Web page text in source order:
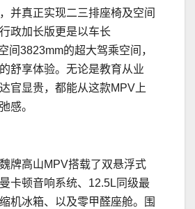
并真正实现二三排座椅及空间
政加长版更是以车长
间3823mm的超大驾乘空间，
舒享体验。无论是教育从业
官显贵，都能从这款MPV上
感。
牌高山MPV搭载了双悬浮式
卡顿音响系统、12.5L同级最
机冰箱、以及零甲醛座舱。围